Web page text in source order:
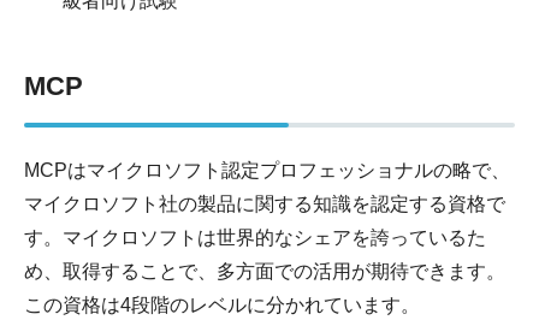
MCP
MCPはマイクロソフト認定プロフェッショナルの略で、
マイクロソフト社の製品に関する知識を認定する資格で
す。マイクロソフトは世界的なシェアを誇っているた
め、取得することで、多方面での活用が期待できます。
この資格は4段階のレベルに分かれています。